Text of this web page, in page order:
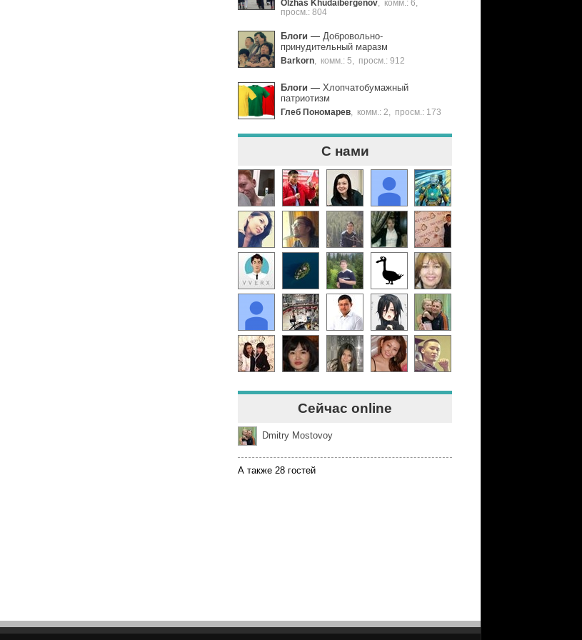
Olzhas Khudaibergenov комм.: 6
просм.: 804
Блоги — Добровольно-
принудительный маразм
Barkorn комм.: 5 просм.: 912
Блоги — Хлопчатобумажный
патриотизм
Глеб Пономарев комм.: 2 просм.: 173
С нами
Сейчас online
Dmitry Mostovoy
А также 28 гостей